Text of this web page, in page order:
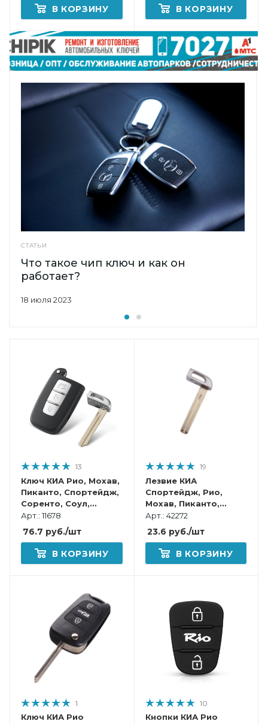
В КОРЗИНУ В КОРЗИНУ
СТАТЬИ
18 июля 2023
Что такое чип ключ и как он
работает?
13
Ключ КИА Рио, Мохав,
Пиканто, Спортейдж,
Соренто, Соул,
Оптима смарт корпус
Арт.: 11678
76.7 руб./шт
В КОРЗИНУ
19
Лезвие КИА
Спортейдж, Рио,
Мохав, Пиканто,
Соренто, Соул,
Оптима для cмарт
ключа
Арт.: 42272
23.6 руб./шт
В КОРЗИНУ
1
Ключ КИА Рио
10
Кнопки КИА Рио